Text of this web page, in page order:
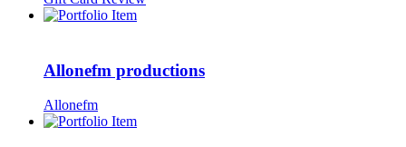
Allonefm productions
Allonefm